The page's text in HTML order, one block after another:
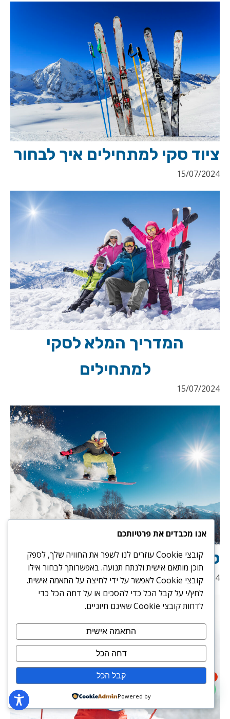
ציוד סקי למתחילים איך לבחור
15/07/2024
המדריך המלא לסקי
למתחילים
15/07/2024
טיפים חשובים לגולשי סנובורד
15/07/2024
אנו מכבדים את פרטיותכם
קובצי Cookie עוזרים לנו לשפר את החוויה שלך, לספק
תוכן מותאם אישית ולנתח תנועה. באפשרותך לבחור אילו
קובצי Cookie לאפשר על ידי לחיצה על התאמה אישית.
לחץ/י על קבל הכל כדי להסכים או על דחה הכל כדי
לדחות קובצי Cookie שאינם חיוניים.
התאמה אישית
דחה הכל
קבל הכל
Powered by